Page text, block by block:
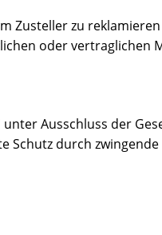
Zusteller zu
oder vertraglichen
Ausschluss der
durch